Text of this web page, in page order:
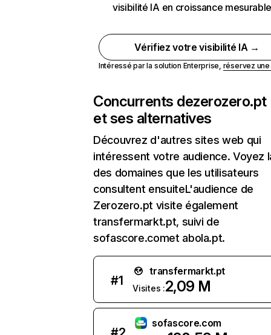
visibilité IA en croissance
Vérifiez votre visibilité IA →
Intéressé par la solution Enterprise, réservez
Concurrents dezerozero.pt
et ses alternatives
Découvrez d'autres sites web qui
intéressent votre audience. Voyez
des domaines que les utilisateurs
consultent ensuiteL'audience de
Zerozero.pt visite également
transfermarkt.pt, suivi de
sofascore.comet abola.pt.
#1
transfermarkt.pt
Visites :2,09 M
sofascore.com